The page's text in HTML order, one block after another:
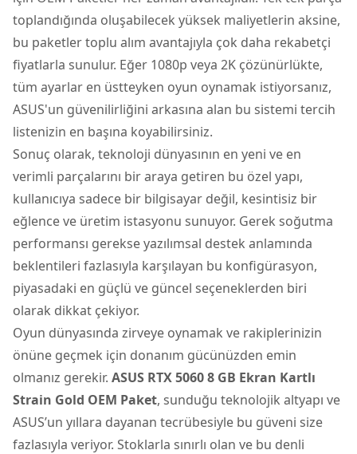
toplandığında oluşabilecek yüksek maliyetlerin aksine,
bu paketler toplu alım avantajıyla çok daha rekabetçi
fiyatlarla sunulur. Eğer 1080p veya 2K çözünürlükte,
tüm ayarlar en üstteyken oyun oynamak istiyorsanız,
ASUS'un güvenilirliğini arkasına alan bu sistemi tercih
listenizin en başına koyabilirsiniz.
Sonuç olarak, teknoloji dünyasının en yeni ve en
verimli parçalarını bir araya getiren bu özel yapı,
kullanıcıya sadece bir bilgisayar değil, kesintisiz bir
eğlence ve üretim istasyonu sunuyor. Gerek soğutma
performansı gerekse yazılımsal destek anlamında
beklentileri fazlasıyla karşılayan bu konfigürasyon,
piyasadaki en güçlü ve güncel seçeneklerden biri
olarak dikkat çekiyor.
Oyun dünyasında zirveye oynamak ve rakiplerinizin
önüne geçmek için donanım gücünüzden emin
olmanız gerekir. ASUS RTX 5060 8 GB Ekran Kartlı
Strain Gold OEM Paket, sunduğu teknolojik altyapı ve
ASUS’un yıllara dayanan tecrübesiyle bu güveni size
fazlasıyla veriyor. Stoklarla sınırlı olan ve bu denli